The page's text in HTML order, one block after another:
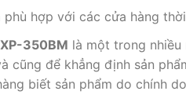
hợp với các cửa hàng
350BM là một trong nhiều
cũng để khẳng định sản
biết sản phẩm do chính